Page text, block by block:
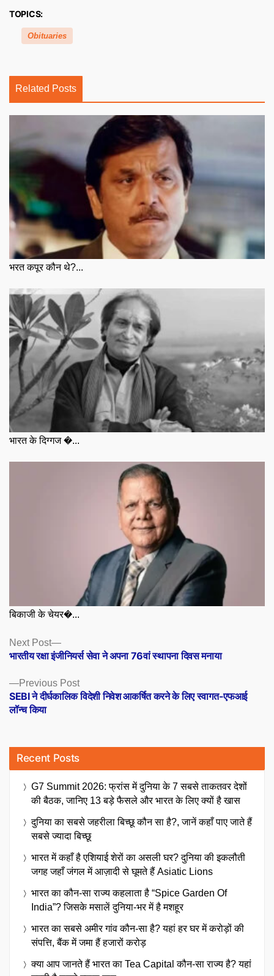
TOPICS:
Obituaries
Related Posts
भरत कपूर कौन थे?...
भारत के दिग्गज �...
बिकाजी के चेयर�...
Posts
navigation
Previous PostPrevious
post:
SEBI ने दीर्घकालिक विदेशी निवेश आकर्षित करने के लिए स्वागत-एफआई
लॉन्च किया
Next Post
Next
post:
भारतीय रक्षा इंजीनियर्स सेवा ने अपना 76वां स्थापना दिवस मनाया
Recent Posts
G7 Summit 2026: फ्रांस में दुनिया के 7 सबसे ताकतवर देशों
की बैठक, जानिए 13 बड़े फैसले और भारत के लिए क्यों है खास
दुनिया का सबसे जहरीला बिच्छू कौन सा है?, जानें कहाँ पाए जाते हैं
सबसे ज्यादा बिच्छू
भारत में कहाँ है एशियाई शेरों का असली घर? दुनिया की इकलौती
जगह जहाँ जंगल में आज़ादी से घूमते हैं Asiatic Lions
भारत का कौन-सा राज्य कहलाता है “Spice Garden Of
India”? जिसके मसालें दुनिया-भर में है मशहूर
भारत का सबसे अमीर गांव कौन-सा है? यहां हर घर में करोड़ों की
संपत्ति, बैंक में जमा हैं हजारों करोड़
क्या आप जानते हैं भारत का Tea Capital कौन-सा राज्य है? यहां